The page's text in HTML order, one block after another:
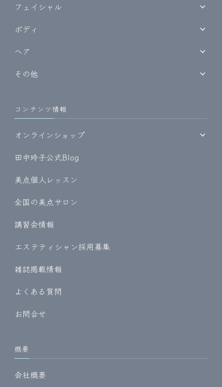
フェイシャル
ボディ
ヘア
その他
コンテンツ情報
オンラインショップ
田中玲子公式Blog
美点個人レッスン
全国の美点サロン
講習会情報
エステティシャン採用募集
雑誌掲載情報
よくある質問
お問合せ
概要
会社概要